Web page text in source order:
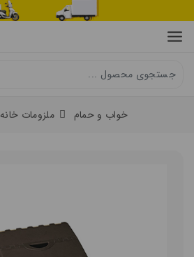
خواب و حمام ملزومات خانه